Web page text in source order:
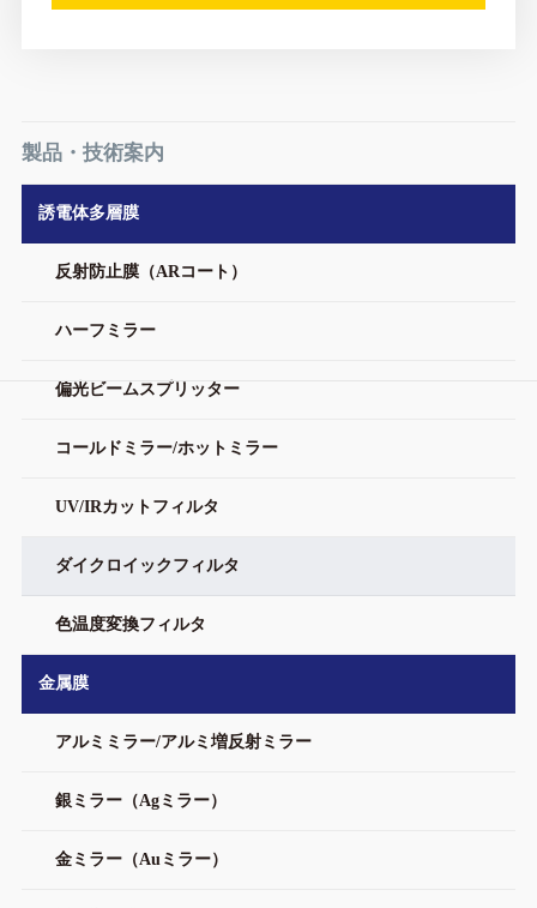
製品・技術案内
誘電体多層膜
反射防止膜（ARコート）
ハーフミラー
偏光ビームスプリッター
コールドミラー/ホットミラー
UV/IRカットフィルタ
ダイクロイックフィルタ
色温度変換フィルタ
金属膜
アルミミラー/アルミ増反射ミラー
銀ミラー（Agミラー）
金ミラー（Auミラー）